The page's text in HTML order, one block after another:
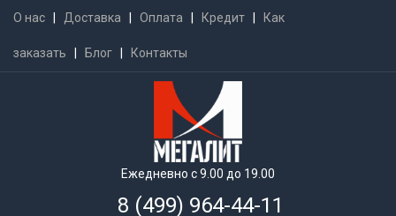
О нас Доставка Оплата Кредит Как
заказать Блог Контакты
Ежедневно с 9.00 до 19.00
8 (499) 964-44-11